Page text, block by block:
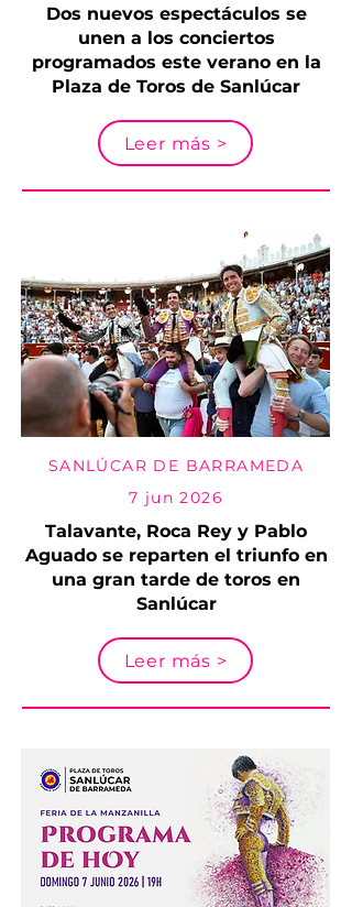
Dos nuevos espectáculos se
unen a los conciertos
programados este verano en la
Plaza de Toros de Sanlúcar
Leer más >
SANLÚCAR DE BARRAMEDA
7 jun 2026
Talavante, Roca Rey y Pablo
Aguado se reparten el triunfo en
una gran tarde de toros en
Sanlúcar
Leer más >